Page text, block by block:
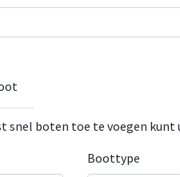
snel boten toe te voegen kunt
Boottype